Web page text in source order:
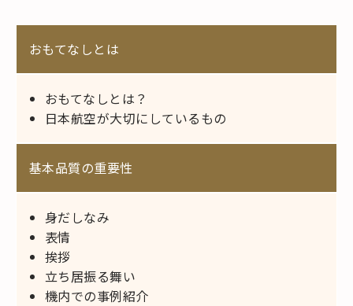
おもてなしとは
おもてなしとは？
日本航空が大切にしているもの
基本品質の重要性
身だしなみ
表情
挨拶
立ち居振る舞い
機内での事例紹介